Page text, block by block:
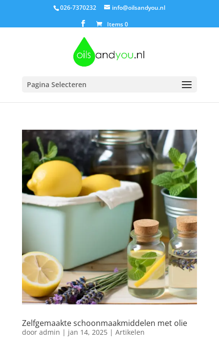
026-7370232
info@oilsandyou.nl
Items 0
Pagina Selecteren
Zelfgemaakte schoonmaakmiddelen met olie
door admin | jan 14, 2025| Artikelen